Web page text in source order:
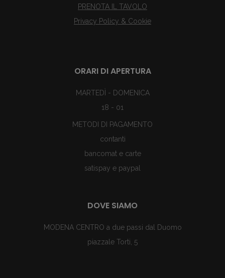
PRENOTA IL TAVOLO
Privacy Policy & Cookie
ORARI DI APERTURA
MARTEDÌ - DOMENICA
18 - 01
METODI DI PAGAMENTO
contanti
bancomat e carte
satispay e paypal
DOVE SIAMO
MODENA CENTRO a due passi dal Duomo
piazzale Torti, 5